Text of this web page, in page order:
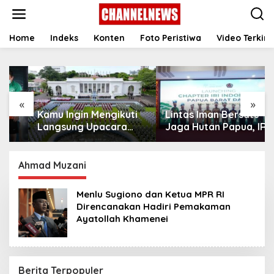
t
Home Indeks Konten Foto Peristiwa Video Terkini
« »
Kamu Ingin Mengikuti
Langsung Upacara
HUT Ke-81
Istana? Ini Link
Pendaftaran Resminya
di Sini
Lintas Iman Bersatu
Jaga Hutan Papua, IRI
Indonesia Resmikan
Ahmad Muzani
Menlu Sugiono dan Ketua MPR RI
Direncanakan Hadiri Pemakaman
Ayatollah Khamenei
Berita Terpopuler